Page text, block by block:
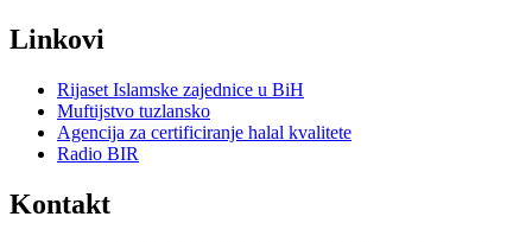
Linkovi
Rijaset Islamske zajednice u BiH
Muftijstvo tuzlansko
Agencija za certificiranje halal kvalitete
Radio BIR
Kontakt